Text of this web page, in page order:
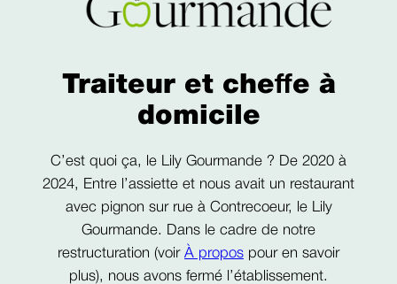
Traiteur et cheffe à
domicile
C’est quoi ça, le Lily Gourmande ? De 2020 à
2024, Entre l’assiette et nous avait un restaurant
avec pignon sur rue à Contrecoeur, le Lily
Gourmande. Dans le cadre de notre
restructuration (voir À propos pour en savoir
plus), nous avons fermé l’établissement.